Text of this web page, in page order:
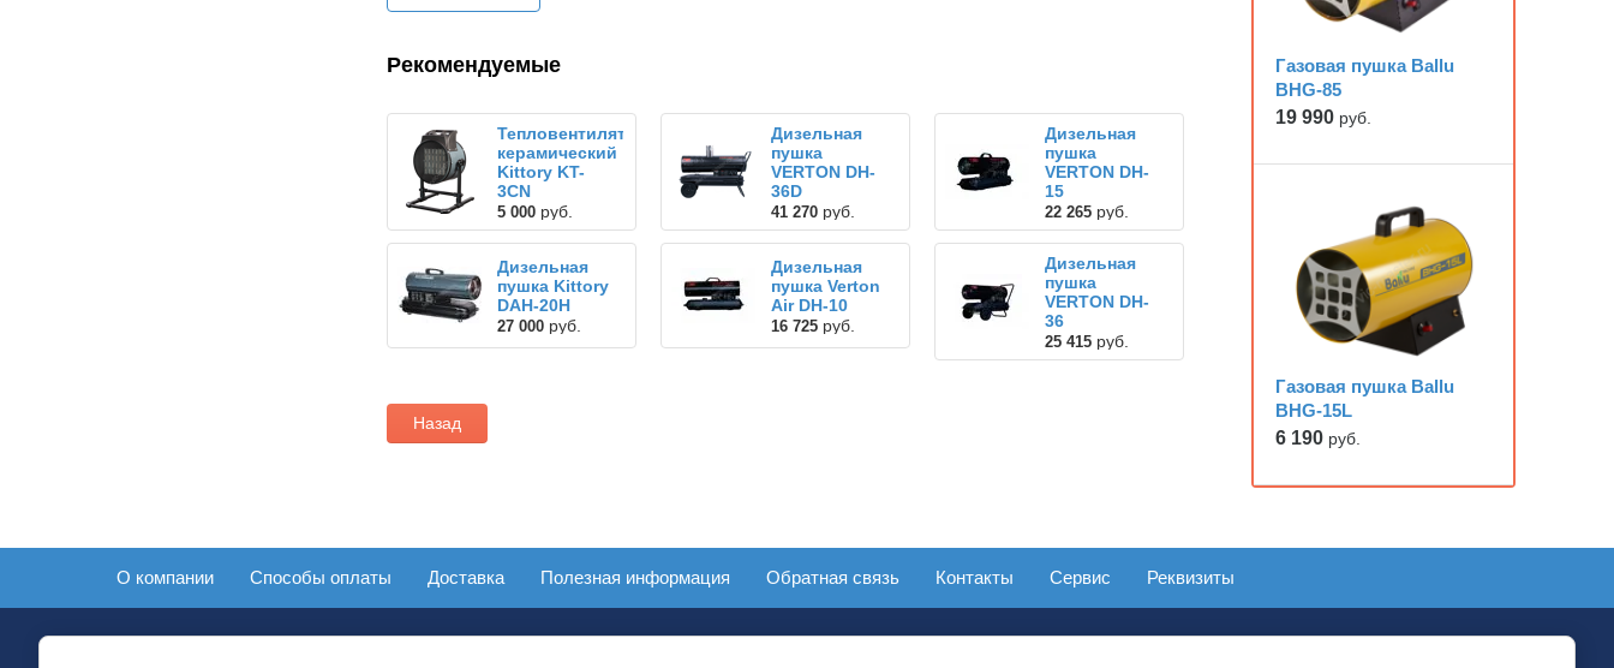
Рекомендуемые
Тепловентилятор
керамический
Kittory KT-
3CN
5 000 руб.
Дизельная
пушка
VERTON DH-
36D
41 270 руб.
Дизельная
пушка
VERTON DH-
15
22 265 руб.
Дизельная
пушка Kittory
DAH-20H
27 000 руб.
Дизельная
пушка Verton
Air DH-10
16 725 руб.
Дизельная
пушка
VERTON DH-
36
25 415 руб.
Назад
Газовая пушка Ballu
BHG-85
19 990 руб.
Газовая пушка Ballu
BHG-15L
6 190 руб.
О компании Способы оплаты Доставка Полезная информация Обратная связь Контакты Сервис Реквизиты